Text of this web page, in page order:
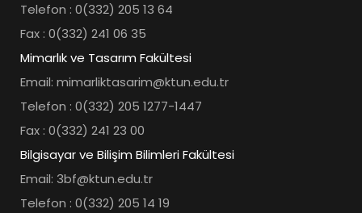
Telefon : 0(332) 205 13 64
Fax : 0(332) 241 06 35
Mimarlık ve Tasarım Fakültesi
Email: mimarliktasarim@ktun.edu.tr
Telefon : 0(332) 205 1277-1447
Fax : 0(332) 241 23 00
Bilgisayar ve Bilişim Bilimleri Fakültesi
Email: 3bf@ktun.edu.tr
Telefon : 0(332) 205 14 19